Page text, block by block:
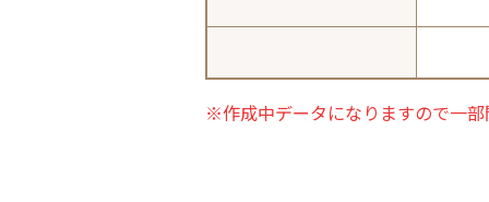
※作成中データになりますので一